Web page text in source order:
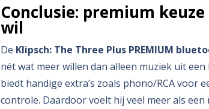
Conclusie: premium
wil
De Klipsch: The Three Plus PREMIUM
nét wat meer willen dan alleen muziek uit
biedt handige extra’s zoals phono/RCA voor
controle. Daardoor voelt hij veel meer als